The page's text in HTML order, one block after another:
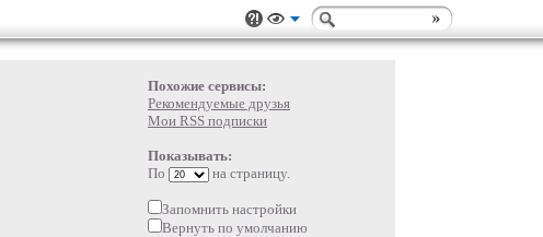
Похожие сервисы:
Рекомендуемые друзья
Мои RSS подписки
Показывать:
По
на страницу.
Запомнить настройки
Вернуть по умолчанию